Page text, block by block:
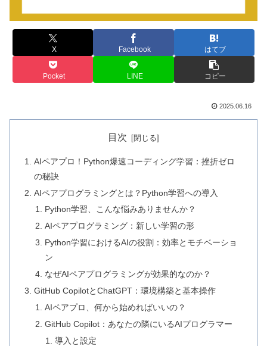
X Facebook はてブ
Pocket LINE コピー
2025.06.16
目次
AIペアプロ！Python爆速コーディング学習：挫折ゼロ
の秘訣
AIペアプログラミングとは？Python学習への導入
Python学習、こんな悩みありませんか？
AIペアプログラミング：新しい学習の形
Python学習におけるAIの役割：効率とモチベーショ
ン
なぜAIペアプログラミングが効果的なのか？
GitHub CopilotとChatGPT：環境構築と基本操作
AIペアプロ、何から始めればいいの？
GitHub Copilot：あなたの隣にいるAIプログラマー
導入と設定